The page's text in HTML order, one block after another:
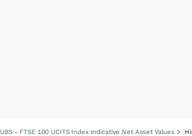
UBS - FTSE 100 UCITS Index Indicative Net Asset Values